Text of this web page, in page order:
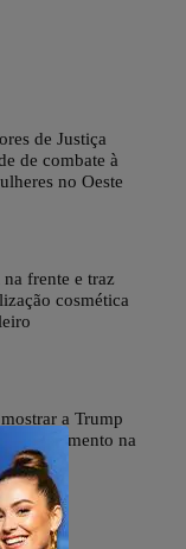
de Justiça
de combate à
no Oeste
frente e traz
cosmética
a Trump
desmatamento na